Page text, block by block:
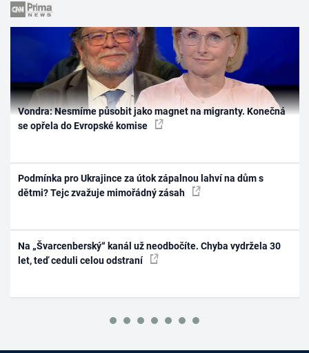
Vondra: Nesmíme působit jako magnet na migranty. Konečná
se opřela do Evropské komise
Podmínka pro Ukrajince za útok zápalnou lahví na dům s
dětmi? Tejc zvažuje mimořádný zásah
Na „Švarcenberský“ kanál už neodbočíte. Chyba vydržela 30
let, teď ceduli celou odstraní